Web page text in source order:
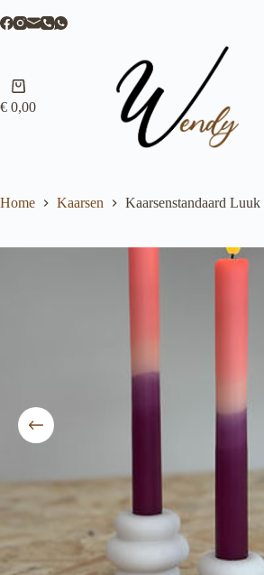
naar
Winkelwagen
€ 0,00
Home Kaarsen Kaarsenstandaard Luuk